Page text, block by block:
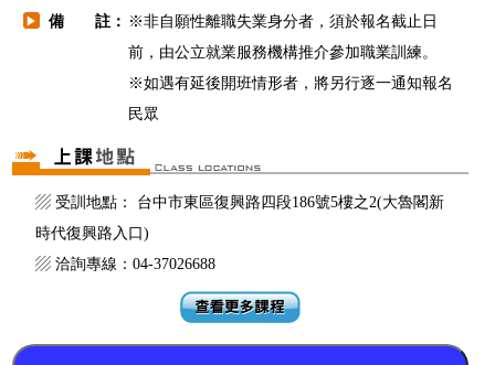
▶ 備 註： ※非自願性離職失業身分者，須於報名截止日
前，由公立就業服務機構推介參加職業訓練。
※如遇有延後開班情形者，將另行逐一通知報名
民眾
▨ 受訓地點： 台中市東區復興路四段186號5樓之2(大魯閣新
時代復興路入口)
▨ 洽詢專線：04-37026688